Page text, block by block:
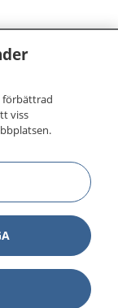
förbättrad
viss